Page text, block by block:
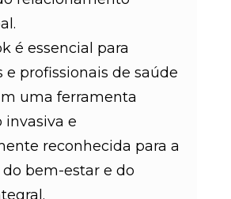
é essencial para
e profissionais de saúde
uma ferramenta
invasiva e
reconhecida para a
bem-estar e do